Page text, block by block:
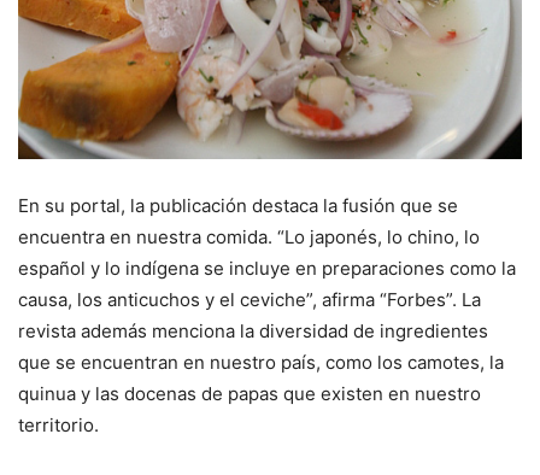
En su portal, la publicación destaca la fusión que se
encuentra en nuestra comida. “Lo japonés, lo chino, lo
español y lo indígena se incluye en preparaciones como la
causa, los anticuchos y el ceviche”, afirma “Forbes”. La
revista además menciona la diversidad de ingredientes
que se encuentran en nuestro país, como los camotes, la
quinua y las docenas de papas que existen en nuestro
territorio.